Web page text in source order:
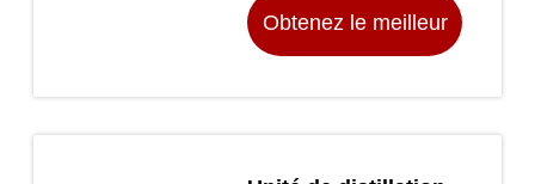
Obtenez le meilleur